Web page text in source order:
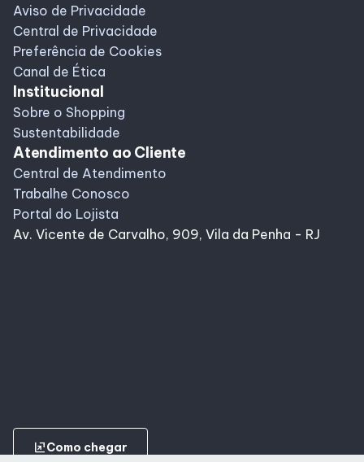
Aviso de Privacidade
Central de Privacidade
Preferência de Cookies
Canal de Ética
Institucional
Sobre o Shopping
Sustentabilidade
Atendimento ao Cliente
Central de Atendimento
Trabalhe Conosco
Portal do Lojista
Av. Vicente de Carvalho, 909, Vila da Penha - RJ
ungroupComo chegar